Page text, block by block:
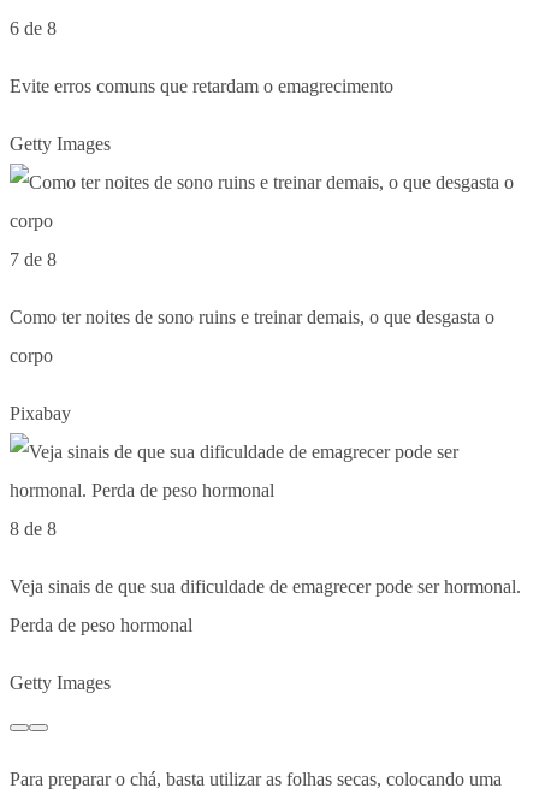
6 de 8
Evite erros comuns que retardam o emagrecimento
Getty Images
7 de 8
Como ter noites de sono ruins e treinar demais, o que desgasta o
corpo
Pixabay
8 de 8
Veja sinais de que sua dificuldade de emagrecer pode ser hormonal.
Perda de peso hormonal
Getty Images
Para preparar o chá, basta utilizar as folhas secas, colocando uma